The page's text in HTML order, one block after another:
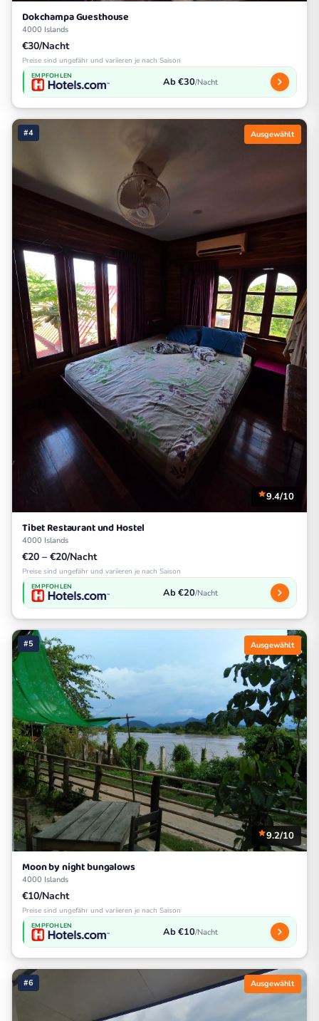
Dokchampa Guesthouse
4000 Islands
€30/Nacht
Preise sind ungefähr und variieren je nach Saison
EMPFOHLEN Ab €30/Nacht
#4 Ausgewählt
9.4/10
Tibet Restaurant und Hostel
4000 Islands
€20 – €20/Nacht
Preise sind ungefähr und variieren je nach Saison
EMPFOHLEN Ab €20/Nacht
#5 Ausgewählt
9.2/10
Moon by night bungalows
4000 Islands
€10/Nacht
Preise sind ungefähr und variieren je nach Saison
EMPFOHLEN Ab €10/Nacht
#6 Ausgewählt